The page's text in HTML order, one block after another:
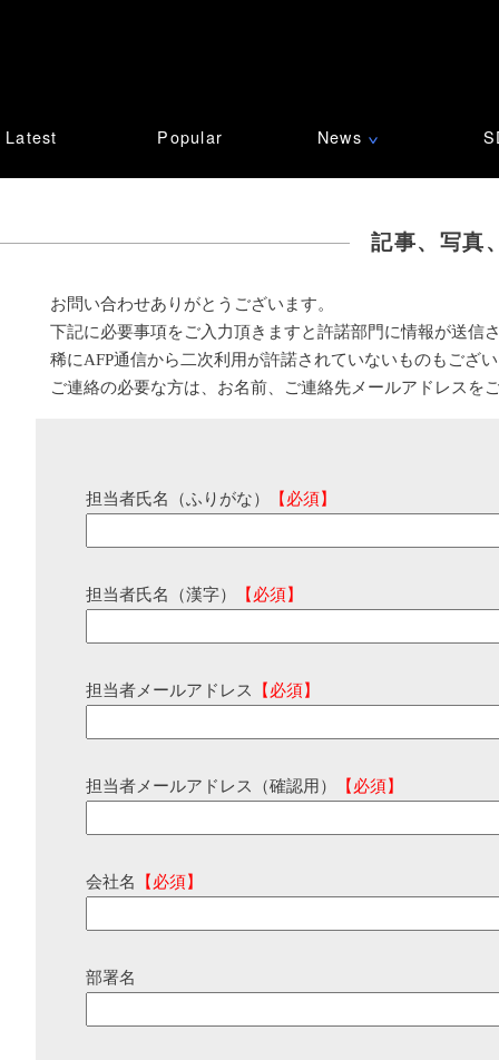
Latest Popular News ∨
記事、写真
お問い合わせありがとうございます。
下記に必要事項をご入力頂きますと許諾部門に情報が送信
稀にAFP通信から二次利用が許諾されていないものもござ
ご連絡の必要な方は、お名前、ご連絡先メールアドレスを
担当者氏名（ふりがな） 【必須】
担当者氏名（漢字） 【必須】
担当者メールアドレス 【必須】
担当者メールアドレス（確認用） 【必須】
会社名 【必須】
部署名